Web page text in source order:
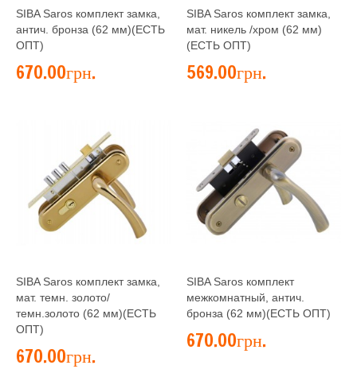
SIBA Saros комплект замка,
антич. бронза (62 мм)(ЕСТЬ
ОПТ)
670.00грн.
SIBA Saros комплект замка,
мат. никель /хром (62 мм)
(ЕСТЬ ОПТ)
569.00грн.
SIBA Saros комплект замка,
мат. темн. золото/
темн.золото (62 мм)(ЕСТЬ
ОПТ)
670.00грн.
SIBA Saros комплект
межкомнатный, антич.
бронза (62 мм)(ЕСТЬ ОПТ)
670.00грн.